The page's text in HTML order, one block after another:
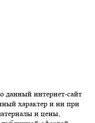
данный интернет-сайт
характер и ни при
и цены,